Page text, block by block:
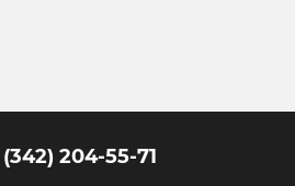
(342) 204-55-71